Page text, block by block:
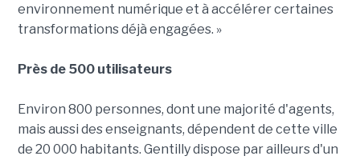
environnement numérique et à accélérer certaines
transformations déjà engagées. »
Près de 500 utilisateurs
Environ 800 personnes, dont une majorité d'agents,
mais aussi des enseignants, dépendent de cette ville
de 20 000 habitants. Gentilly dispose par ailleurs d'un